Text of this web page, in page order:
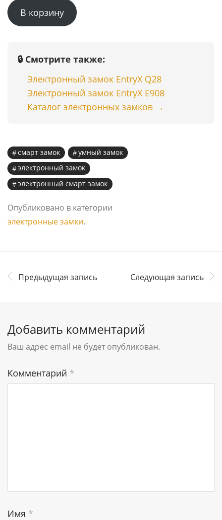
составляла
75500 ₸.
59999 ₸.
В корзину
🔒 Смотрите также:
Электронный замок EntryX Q28
Электронный замок EntryX E908
Каталог электронных замков →
смарт замок
умный замок
электронный замок
электронный смарт замок
Опубликовано в категории
электронные замки.
Предыдущая запись Следующая запись
Добавить комментарий
Ваш адрес email не будет опубликован.
Комментарий *
Имя *